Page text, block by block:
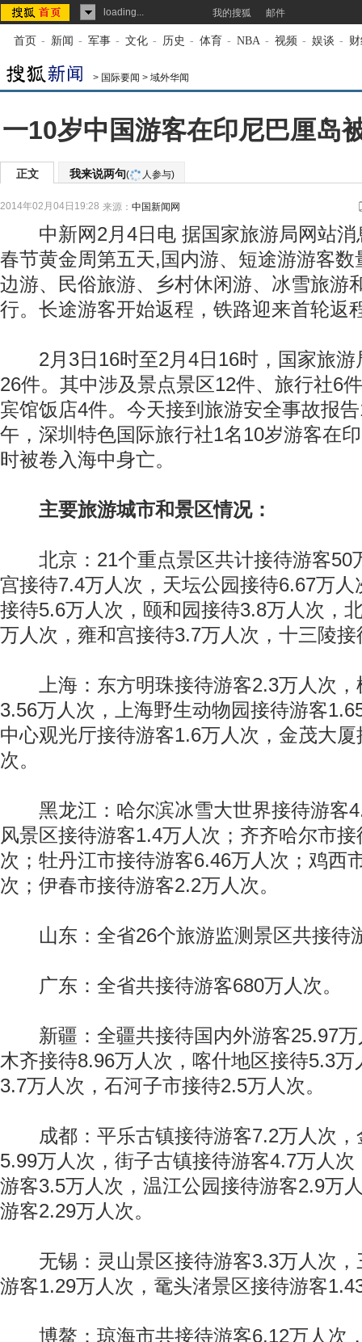
loading... 我的搜狐 邮件
首页 - 新闻 - 军事 - 文化 - 历史 - 体育 - NBA - 视频 - 娱谈 -
> 国际要闻 > 域外华闻
一10岁中国游客在印尼巴厘岛
正文 我来说两句( 人参与)
2014年02月04日19:28 来源： 中国新闻网
中新网2月4日电 据国家旅游局网站消
春节黄金周第五天,国内游、短途游游客数
边游、民俗旅游、乡村休闲游、冰雪旅游
行。长途游客开始返程，铁路迎来首轮返
2月3日16时至2月4日16时，国家旅游
26件。其中涉及景点景区12件、旅行社6
宾馆饭店4件。今天接到旅游安全事故报
午，深圳特色国际旅行社1名10岁游客在
时被卷入海中身亡。
主要旅游城市和景区情况：
北京：21个重点景区共计接待游客50
宫接待7.4万人次，天坛公园接待6.67万
接待5.6万人次，颐和园接待3.8万人次，
万人次，雍和宫接待3.7万人次，十三陵
上海：东方明珠接待游客2.3万人次，
3.56万人次，上海野生动物园接待游客
中心观光厅接待游客1.6万人次，金茂大
次。
黑龙江：哈尔滨冰雪大世界接待游客
风景区接待游客1.4万人次；齐齐哈尔市
次；牡丹江市接待游客6.46万人次；鸡西
次；伊春市接待游客2.2万人次。
山东：全省26个旅游监测景区共接待
广东：全省共接待游客680万人次。
新疆：全疆共接待国内外游客25.97万
木齐接待8.96万人次，喀什地区接待5.3
3.7万人次，石河子市接待2.5万人次。
成都：平乐古镇接待游客7.2万人次，
5.99万人次，街子古镇接待游客4.7万人
游客3.5万人次，温江公园接待游客2.9万
游客2.29万人次。
无锡：灵山景区接待游客3.3万人次，
游客1.29万人次，鼋头渚景区接待游客
博鳌：琼海市共接待游客6.12万人次